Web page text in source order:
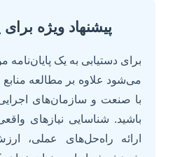
پیشنهاد ویژه
برای دستیابی به یک
می‌شود علاوه بر مطالعه منابع
با صنعت و سازمان‌های
باشید. شناسایی نیازهای
ارائه راه‌حل‌های عملی،